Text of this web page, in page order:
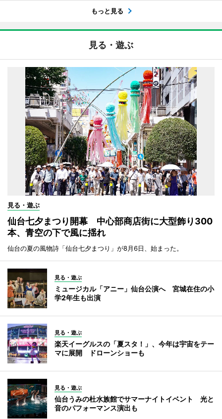
もっと見る
見る・遊ぶ
見る・遊ぶ
仙台七夕まつり開幕 中心部商店街に大型飾り300
本、青空の下で風に揺れ
仙台の夏の風物詩「仙台七夕まつり」が8月6日、始まった。
見る・遊ぶ
ミュージカル「アニー」仙台公演へ 宮城在住の小
学2年生も出演
見る・遊ぶ
楽天イーグルスの「夏スタ！」、今年は宇宙をテー
マに展開 ドローンショーも
見る・遊ぶ
仙台うみの杜水族館でサマーナイトイベント 光と
音のパフォーマンス演出も